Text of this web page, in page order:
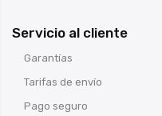
Servicio al cliente
Garantías
Tarifas de envío
Pago seguro